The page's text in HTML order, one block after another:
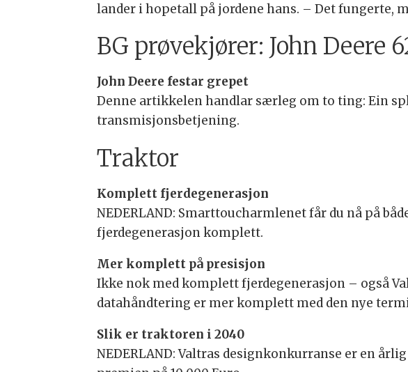
lander i hopetall på jordene hans. – Det fungerte,
BG prøvekjører: John Deere
John Deere festar grepet
Denne artikkelen handlar særleg om to ting: Ein
transmisjonsbetjening.
Traktor
Komplett fjerdegenerasjon
NEDERLAND: Smarttoucharmlenet får du nå på
fjerdegenerasjon komplett.
Mer komplett på presisjon
Ikke nok med komplett fjerdegenerasjon – også
datahåndtering er mer komplett med den nye
Slik er traktoren i 2040
NEDERLAND: Valtras designkonkurranse er en